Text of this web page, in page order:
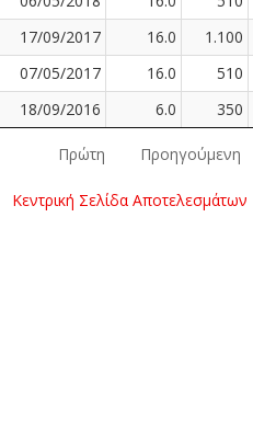
17/09/2017 16.0 1.100
07/05/2017 16.0 510
18/09/2016 6.0 350
Πρώτη Προηγούμενη
Κεντρική Σελίδα Αποτελεσμάτων